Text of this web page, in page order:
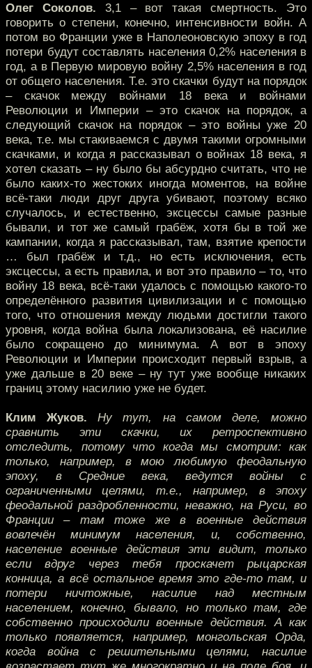
Олег Соколов. 3,1 – вот такая смертность. Это
говорить о степени, конечно, интенсивности войн. А
потом во Франции уже в Наполеоновскую эпоху в год
потери будут составлять населения 0,2% населения в
год, а в Первую мировую войну 2,5% населения в год
от общего населения. Т.е. это скачки будут на порядок
– скачок между войнами 18 века и войнами
Революции и Империи – это скачок на порядок, а
следующий скачок на порядок – это войны уже 20
века, т.е. мы стакиваемся с двумя такими огромными
скачками, и когда я рассказывал о войнах 18 века, я
хотел сказать – ну было бы абсурдно считать, что не
было каких-то жестоких иногда моментов, на войне
всё-таки люди друг друга убивают, поэтому всяко
случалось, и естественно, эксцессы самые разные
бывали, и тот же самый грабёж, хотя бы в той же
кампании, когда я рассказывал, там, взятие крепости
… был грабёж и т.д., но есть исключения, есть
эксцессы, а есть правила, и вот это правило – то, что
войну 18 века, всё-таки удалось с помощью какого-то
определённого развития цивилизации и с помощью
того, что отношения между людьми достигли такого
уровня, когда война была локализована, её насилие
было сокращено до минимума. А вот в эпоху
Революции и Империи происходит первый взрыв, а
уже дальше в 20 веке – ну тут уже вообще никаких
границ этому насилию уже не будет.
Клим Жуков. Ну тут, на самом деле, можно
сравнить эти скачки, их ретроспективно
отследить, потому что когда мы смотрим: как
только, например, в мою любимую феодальную
эпоху, в Средние века, ведутся войны с
ограниченными целями, т.е., например, в эпоху
феодальной раздробленности, неважно, на Руси, во
Франции – там тоже же в военные действия
вовлечён минимум населения, и, собственно,
население военные действия эти видит, только
если вдруг через тебя проскачет рыцарская
конница, а всё остальное время это где-то там, и
потери ничтожные, насилие над местным
населением, конечно, бывало, но только там, где
собственно происходили военные действия. А как
только появляется, например, монгольская Орда,
когда война с решительными целями, насилие